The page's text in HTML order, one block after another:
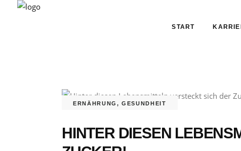
START
ERNÄHRUNG ,GESUNDHEIT
HINTER DIESEN